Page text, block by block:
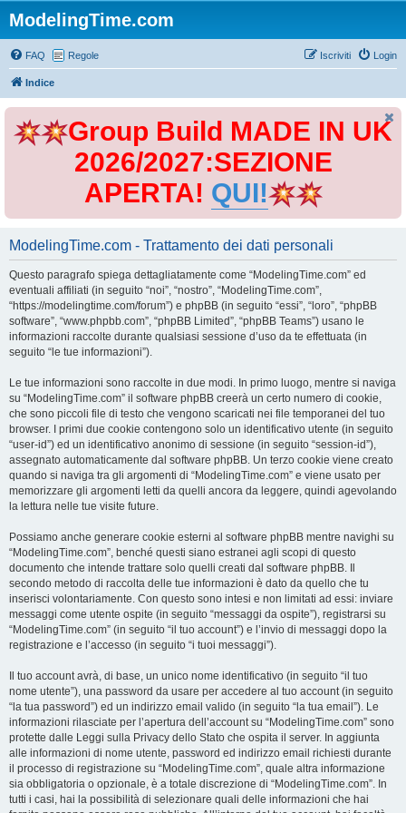
ModelingTime.com
FAQ Regole Login
Iscriviti
Indice
Group Build MADE IN UK
2026/2027:SEZIONE
APERTA! QUI!
ModelingTime.com - Trattamento dei dati personali
Questo paragrafo spiega dettagliatamente come “ModelingTime.com” ed
eventuali affiliati (in seguito “noi”, “nostro”, “ModelingTime.com”,
“https://modelingtime.com/forum”) e phpBB (in seguito “essi”, “loro”, “phpBB
software”, “www.phpbb.com”, “phpBB Limited”, “phpBB Teams”) usano le
informazioni raccolte durante qualsiasi sessione d’uso da te effettuata (in
seguito “le tue informazioni”).
Le tue informazioni sono raccolte in due modi. In primo luogo, mentre si naviga
su “ModelingTime.com” il software phpBB creerà un certo numero di cookie,
che sono piccoli file di testo che vengono scaricati nei file temporanei del tuo
browser. I primi due cookie contengono solo un identificativo utente (in seguito
“user-id”) ed un identificativo anonimo di sessione (in seguito “session-id”),
assegnato automaticamente dal software phpBB. Un terzo cookie viene creato
quando si naviga tra gli argomenti di “ModelingTime.com” e viene usato per
memorizzare gli argomenti letti da quelli ancora da leggere, quindi agevolando
la lettura nelle tue visite future.
Possiamo anche generare cookie esterni al software phpBB mentre navighi su
“ModelingTime.com”, benché questi siano estranei agli scopi di questo
documento che intende trattare solo quelli creati dal software phpBB. Il
secondo metodo di raccolta delle tue informazioni è dato da quello che tu
inserisci volontariamente. Con questo sono intesi e non limitati ad essi: inviare
messaggi come utente ospite (in seguito “messaggi da ospite”), registrarsi su
“ModelingTime.com” (in seguito “il tuo account”) e l’invio di messaggi dopo la
registrazione e l’accesso (in seguito “i tuoi messaggi”).
Il tuo account avrà, di base, un unico nome identificativo (in seguito “il tuo
nome utente”), una password da usare per accedere al tuo account (in seguito
“la tua password”) ed un indirizzo email valido (in seguito “la tua email”). Le
informazioni rilasciate per l’apertura dell’account su “ModelingTime.com” sono
protette dalle Leggi sulla Privacy dello Stato che ospita il server. In aggiunta
alle informazioni di nome utente, password ed indirizzo email richiesti durante
il processo di registrazione su “ModelingTime.com”, quale altra informazione
sia obbligatoria o opzionale, è a totale discrezione di “ModelingTime.com”. In
tutti i casi, hai la possibilità di selezionare quali delle informazioni che hai